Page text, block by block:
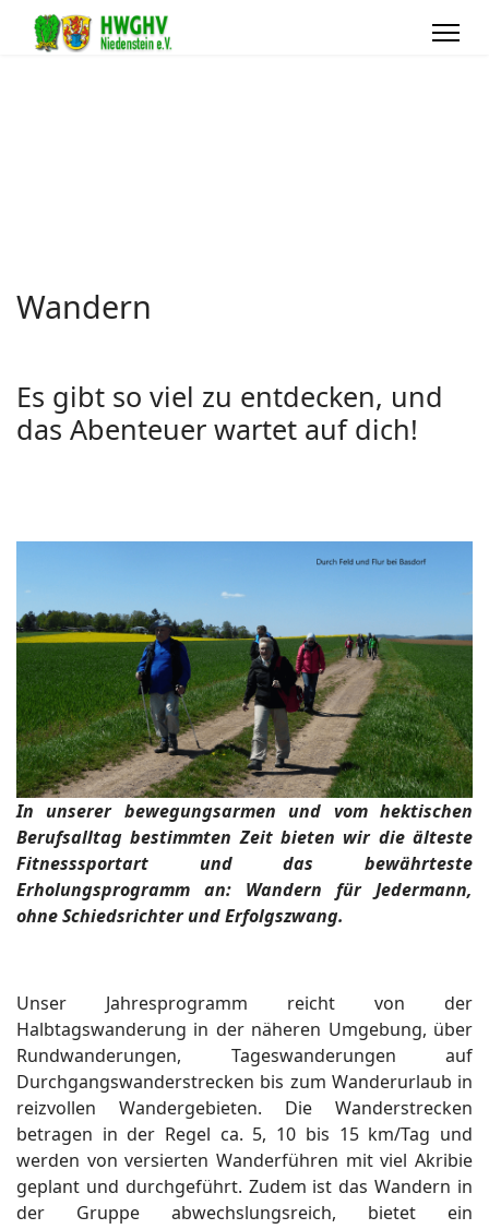
Wandern
Es gibt so viel zu entdecken, und
das Abenteuer wartet auf dich!
In unserer bewegungsarmen und vom hektischen
Berufsalltag bestimmten Zeit bieten wir die älteste
Fitnesssportart und das bewährteste
Erholungsprogramm an: Wandern für Jedermann,
ohne Schiedsrichter und Erfolgszwang.
Unser Jahresprogramm reicht von der
Halbtagswanderung in der näheren Umgebung, über
Rundwanderungen, Tageswanderungen auf
Durchgangswanderstrecken bis zum Wanderurlaub in
reizvollen Wandergebieten. Die Wanderstrecken
betragen in der Regel ca. 5, 10 bis 15 km/Tag und
werden von versierten Wanderführen mit viel Akribie
geplant und durchgeführt. Zudem ist das Wandern in
der Gruppe abwechslungsreich, bietet ein